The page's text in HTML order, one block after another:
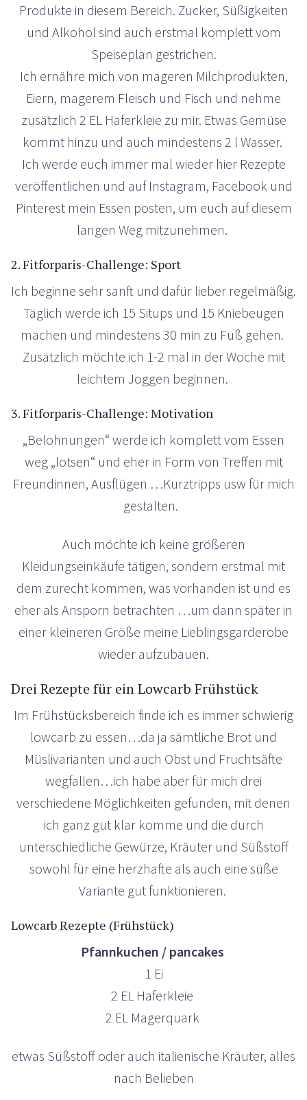
Produkte in diesem Bereich. Zucker, Süßigkeiten
und Alkohol sind auch erstmal komplett vom
Speiseplan gestrichen.
Ich ernähre mich von mageren Milchprodukten,
Eiern, magerem Fleisch und Fisch und nehme
zusätzlich 2 EL Haferkleie zu mir. Etwas Gemüse
kommt hinzu und auch mindestens 2 l Wasser.
Ich werde euch immer mal wieder hier Rezepte
veröffentlichen und auf Instagram, Facebook und
Pinterest mein Essen posten, um euch auf diesem
langen Weg mitzunehmen.
2. Fitforparis-Challenge: Sport
Ich beginne sehr sanft und dafür lieber regelmäßig.
Täglich werde ich 15 Situps und 15 Kniebeugen
machen und mindestens 30 min zu Fuß gehen.
Zusätzlich möchte ich 1-2 mal in der Woche mit
leichtem Joggen beginnen.
3. Fitforparis-Challenge: Motivation
„Belohnungen“ werde ich komplett vom Essen
weg „lotsen“ und eher in Form von Treffen mit
Freundinnen, Ausflügen …Kurztripps usw für mich
gestalten.
Auch möchte ich keine größeren
Kleidungseinkäufe tätigen, sondern erstmal mit
dem zurecht kommen, was vorhanden ist und es
eher als Ansporn betrachten …um dann später in
einer kleineren Größe meine Lieblingsgarderobe
wieder aufzubauen.
Drei Rezepte für ein Lowcarb Frühstück
Im Frühstücksbereich finde ich es immer schwierig
lowcarb zu essen…da ja sämtliche Brot und
Müslivarianten und auch Obst und Fruchtsäfte
wegfallen…ich habe aber für mich drei
verschiedene Möglichkeiten gefunden, mit denen
ich ganz gut klar komme und die durch
unterschiedliche Gewürze, Kräuter und Süßstoff
sowohl für eine herzhafte als auch eine süße
Variante gut funktionieren.
Lowcarb Rezepte (Frühstück)
Pfannkuchen / pancakes
1 Ei
2 EL Haferkleie
2 EL Magerquark
etwas Süßstoff oder auch italienische Kräuter, alles
nach Belieben